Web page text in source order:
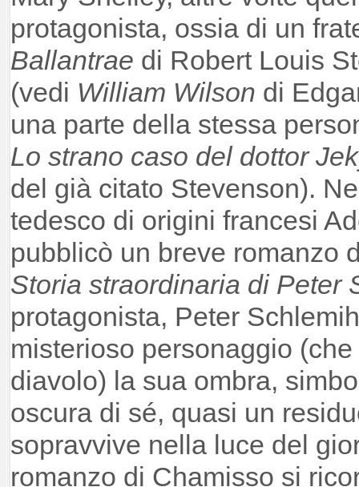
protagonista, ossia di un
Ballantrae di Robert Louis
(vedi William Wilson di
una parte della stessa
Lo strano caso del dottor
del già citato Stevenson).
tedesco di origini francesi
pubblicò un breve romanzo
Storia straordinaria di Peter
protagonista, Peter
misterioso personaggio
diavolo) la sua ombra,
oscura di sé, quasi un
sopravvive nella luce del
romanzo di Chamisso si